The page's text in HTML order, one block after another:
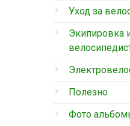
Уход за
Экипировка
Полезно
Фото